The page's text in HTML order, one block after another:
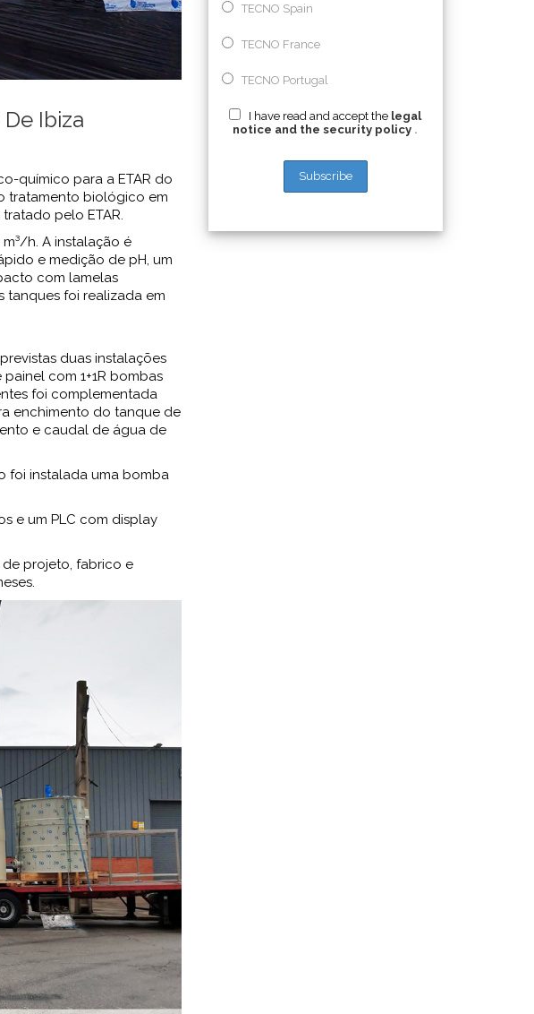
Ibiza
químico para a ETAR do
tratamento biológico em
pelo ETAR.
h. A instalação é
e medição de pH, um
com lamelas
tanques foi realizada em
duas instalações
com 1+1R bombas
foi complementada
enchimento do tanque de
e caudal de água de
foi instalada uma bomba
e um PLC com display
projeto, fabrico e
TECNO Spain
TECNO France
TECNO Portugal
I have read and accept the legal
notice and the security policy .